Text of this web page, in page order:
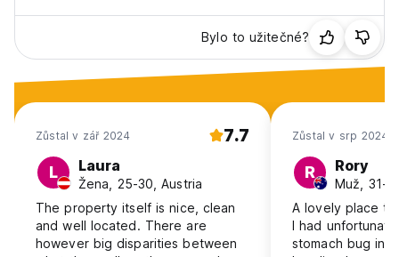
Bylo to užitečné?
Zůstal v zář 2024 7.7
L Laura
Žena, 25-30, Austria
The property itself is nice, clean
and well located. There are
however big disparities between
Zůstal v srp 2024
R Rory
Muž, 31-
A lovely place
I had
stomach bug in